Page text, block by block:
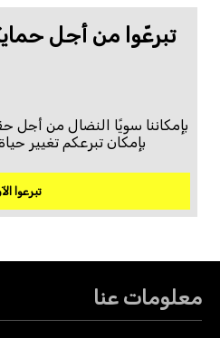
تبرعّوا من أجل
بإمكاننا سويًا النضال من أجل
بإمكان تبرعكم تغيير
تبرعوا
معلومات عنا